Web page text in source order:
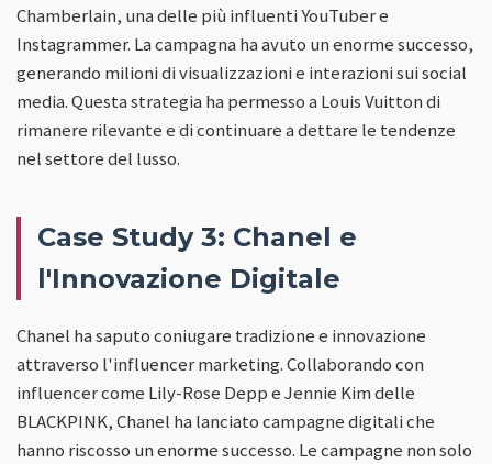
Chamberlain, una delle più influenti YouTuber e
Instagrammer. La campagna ha avuto un enorme successo,
generando milioni di visualizzazioni e interazioni sui social
media. Questa strategia ha permesso a Louis Vuitton di
rimanere rilevante e di continuare a dettare le tendenze
nel settore del lusso.
Case Study 3: Chanel e
l'Innovazione Digitale
Chanel ha saputo coniugare tradizione e innovazione
attraverso l'influencer marketing. Collaborando con
influencer come Lily-Rose Depp e Jennie Kim delle
BLACKPINK, Chanel ha lanciato campagne digitali che
hanno riscosso un enorme successo. Le campagne non solo